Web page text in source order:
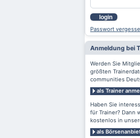
login
Passwort
Anmeldung bei
Werden Sie
größten
communities
als Trainer
Haben Sie
für Trainer? Dann
kostenlos in
als